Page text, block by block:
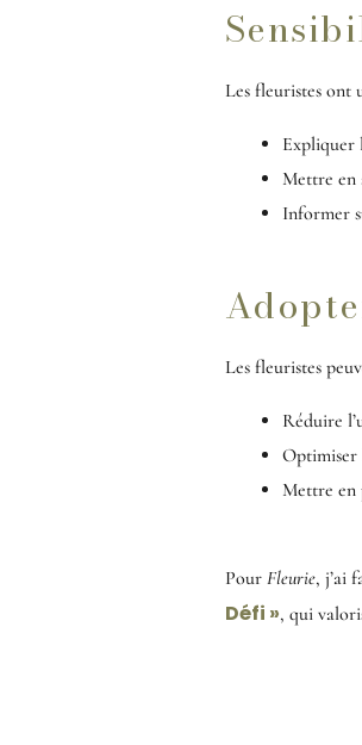
Les fleuristes ont
Expliquer
Mettre en
Informer
Les fleuristes
Réduire
Optimiser
Mettre en
Pour Fleurie, j’ai
Défi », qui